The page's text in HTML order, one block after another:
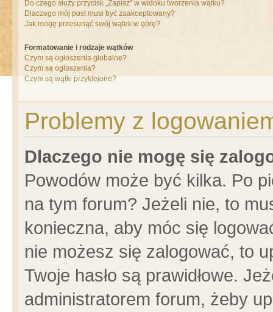
Do czego służy przycisk „Zapisz” w widoku tworzenia wątku?
Dlaczego mój post musi być zaakceptowany?
Jak mogę przesunąć swój wątek w górę?
Formatowanie i rodzaje wątków
Czym są ogłoszenia globalne?
Czym są ogłoszenia?
Czym są wątki przyklejone?
Problemy z
Dlaczego nie mogę się
Powodów może być kilka. Po
na tym forum? Jeżeli nie, to
konieczna, aby móc się
nie możesz się zalogować, to
Twoje hasło są prawidłowe.
administratorem forum, żeby